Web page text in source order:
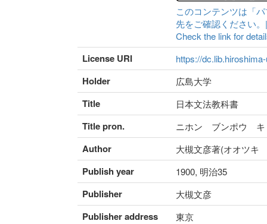
このコンテンツは「
先をご確認ください
Check the link for
License URI https://
Holder 広島大学
Title 日本文法教科書
Title pron. ニホン ブンポウ キ
Author 大槻文彦著(オオツキ
Publish year 1900, 明治35
Publisher 大槻文彦
Publisher address 東京